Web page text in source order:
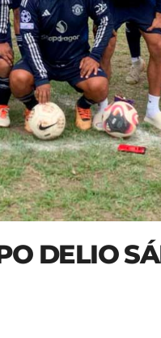
DELIO